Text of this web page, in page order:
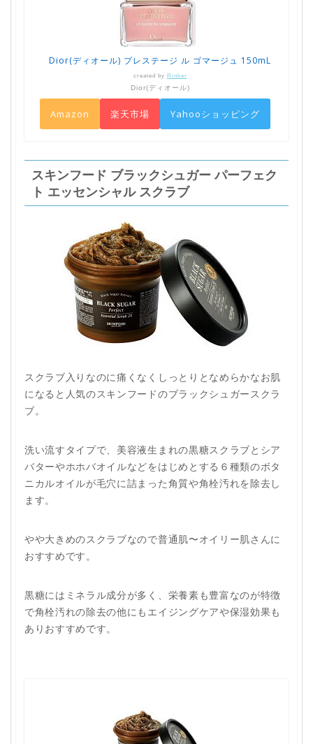
Dior(ディオール) プレステージ ル ゴマージュ 150mL
created by Rinker
Dior(ディオール)
Amazon 楽天市場 Yahooショッピング
スキンフード ブラックシュガー パーフェク
ト エッセンシャル スクラブ
スクラブ入りなのに痛くなくしっとりとなめらかなお肌
になると人気のスキンフードのブラックシュガースクラ
ブ。
洗い流すタイプで、美容液生まれの黒糖スクラブとシア
バターやホホバオイルなどをはじめとする６種類のボタ
ニカルオイルが毛穴に詰まった角質や角栓汚れを除去し
ます。
やや大きめのスクラブなので普通肌〜オイリー肌さんに
おすすめです。
黒糖にはミネラル成分が多く、栄養素も豊富なのが特徴
で角栓汚れの除去の他にもエイジングケアや保湿効果も
ありおすすめです。